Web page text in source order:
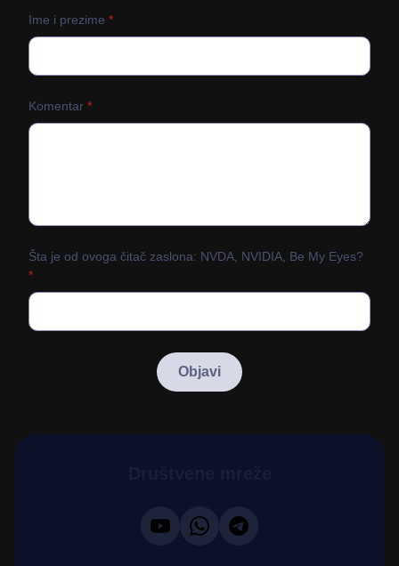
Ime i prezime *
Komentar *
Šta je od ovoga čitač zaslona: NVDA, NVIDIA, Be My Eyes?
*